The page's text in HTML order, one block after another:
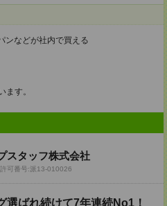
ンなどが社内で買える
ます。
スタッフ株式会社
可番号:派13-010026
選ばれ続けて7年連続No1！